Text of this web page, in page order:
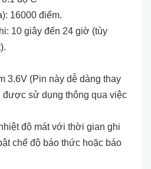
16000 điểm.
10 giây đến 24 giờ (tùy
3.6V (Pin này dễ dàng thay
sử dụng thông qua việc
độ mát với thời gian ghi
chế độ báo thức hoặc báo